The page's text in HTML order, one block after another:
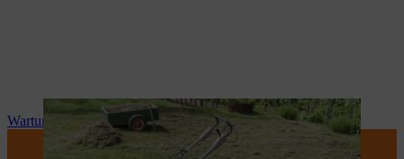
Wartung und Reparatur